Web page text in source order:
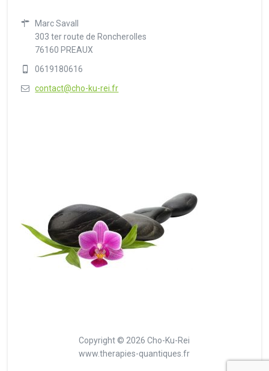
Marc Savall
303 ter route de Roncherolles
76160 PREAUX
0619180616
contact@cho-ku-rei.fr
Copyright © 2026 Cho-Ku-Rei
www.therapies-quantiques.fr